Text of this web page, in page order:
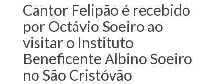
Cantor Felipão é recebido
por Octávio Soeiro ao
visitar o Instituto
Beneficente Albino Soeiro
no São Cristóvão